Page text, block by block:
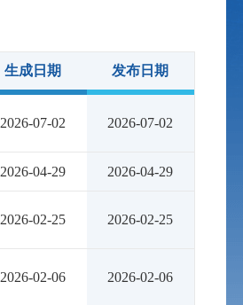
生成日期 发布日期
2026-07-02 2026-07-02
2026-04-29 2026-04-29
2026-02-25 2026-02-25
2026-02-06 2026-02-06